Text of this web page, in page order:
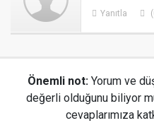
Yanıtla
Önemli not: Yorum ve
değerli olduğunu biliyor
cevaplarımıza